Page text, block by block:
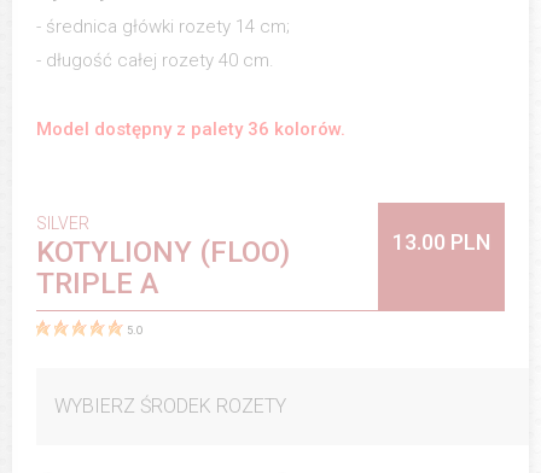
- średnica główki rozety 14 cm;
- długość całej rozety 40 cm.
Model dostępny z palety 36 kolorów.
SILVER
KOTYLIONY (FLOO)
TRIPLE A
13.00 PLN
5.0
WYBIERZ ŚRODEK ROZETY